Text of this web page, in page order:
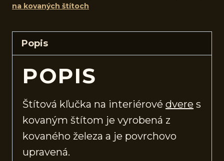
na kovaných štítoch
Popis
POPIS
Štítová kľučka na interiérové dvere s
kovaným štítom je vyrobená z
kovaného železa a je povrchovo
upravená.